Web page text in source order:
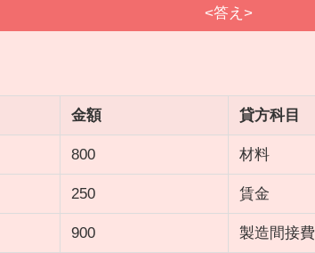
<答え>
金額 貸方科目
800 材料
250 賃金
900 製造間接費